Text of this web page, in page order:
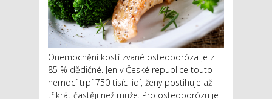
Onemocnění kostí zvané osteoporóza je z
85 % dědičné. Jen v České republice touto
nemocí trpí 750 tisíc lidí, ženy postihuje až
třikrát častěji než muže. Pro osteoporózu je